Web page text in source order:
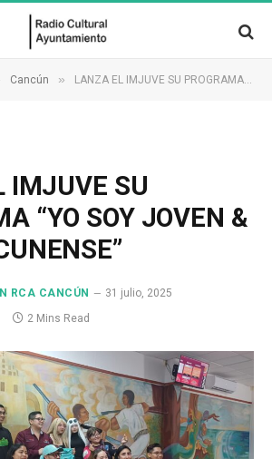
Cancún » LANZA EL IMJUVE SU PROGRAMA “YO SOY JOVEN & SOY CANCUNENSE”
IMJUVE SU
“YO SOY JOVEN &
RCA CANCÚN
31 julio, 2025
2 Mins Read